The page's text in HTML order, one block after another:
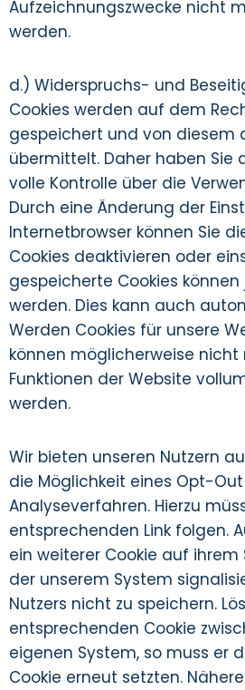
Aufzeichnungszwecke nicht
werden.
d.) Widerspruchs- und
Cookies werden auf dem
gespeichert und von diesem
übermittelt. Daher haben Sie
volle Kontrolle über die
Durch eine Änderung der
Internetbrowser können Sie
Cookies deaktivieren oder
gespeicherte Cookies
werden. Dies kann auch
Werden Cookies für unsere
können möglicherweise nicht
Funktionen der Website
werden.
Wir bieten unseren Nutzern
die Möglichkeit eines Opt-
Analyseverfahren. Hierzu
entsprechenden Link folgen.
ein weiterer Cookie auf ihrem
der unserem System
Nutzers nicht zu speichern.
entsprechenden Cookie
eigenen System, so muss er
Cookie erneut setzten.